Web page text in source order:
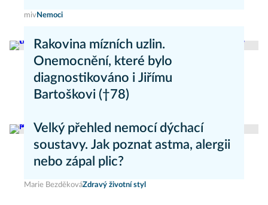
mivNemoci
Rakovina mízních uzlin.
Onemocnění, které bylo
diagnostikováno i Jiřímu
Bartoškovi (†78)
Velký přehled nemocí dýchací
soustavy. Jak poznat astma, alergii
nebo zápal plic?
Marie BezděkováZdravý životní styl